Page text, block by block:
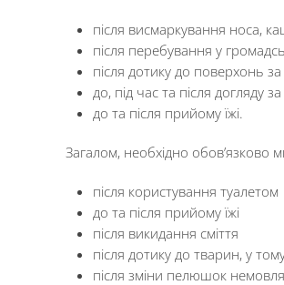
після висмаркування носа,
після перебування у
після дотику до поверхонь
до, під час та після догляду
до та після прийому їжі.
Загалом, необхідно обов’язково
після користування туалетом
до та після прийому їжі
після викидання сміття
після дотику до тварин, у
після зміни пелюшок